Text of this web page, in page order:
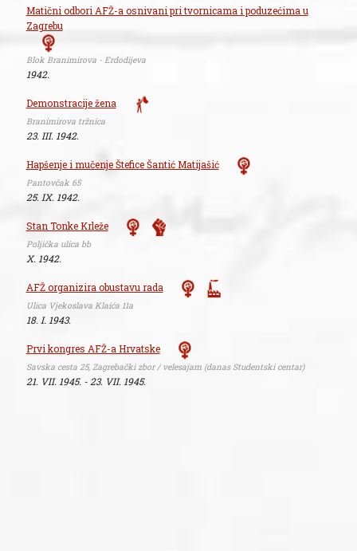
Matični odbori AFŽ-a osnivani pri tvornicama i poduzećima u
Zagrebu
Blok Branimirova - Erdodijeva
1942.
Demonstracije žena
Branimirova tržnica
23. III. 1942.
Hapšenje i mučenje Štefice Šantić Matijašić
Pantovčak 65
25. IX. 1942.
Stan Tonke Krleže
Poljička ulica bb
X. 1942.
AFŽ organizira obustavu rada
Ulica Vjekoslava Klaića 11a
18. I. 1943.
Prvi kongres AFŽ-a Hrvatske
Savska cesta 25, Zagrebački zbor / velesajam (danas Studentski centar)
21. VII. 1945. - 23. VII. 1945.